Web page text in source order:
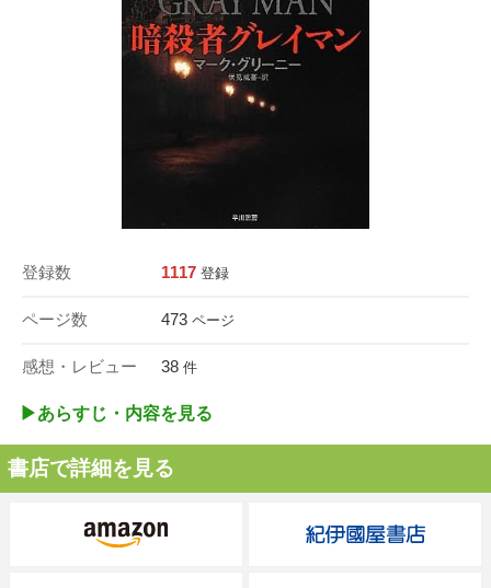
登録数 1117 登録
ページ数 473 ページ
感想・レビュー 38 件
▶︎あらすじ・内容を見る
書店で詳細を見る